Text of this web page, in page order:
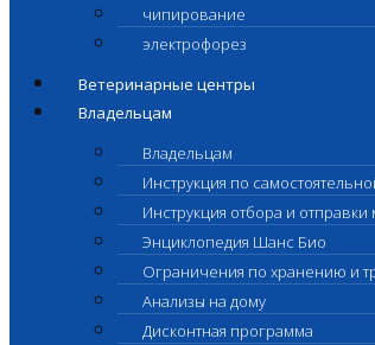
чипирование
электрофорез
Ветеринарные центры
Владельцам
Владельцам
Инструкция по
Инструкция отбора и
Энциклопедия Шанс Био
Ограничения по хранению и
Анализы на дому
Дисконтная программа